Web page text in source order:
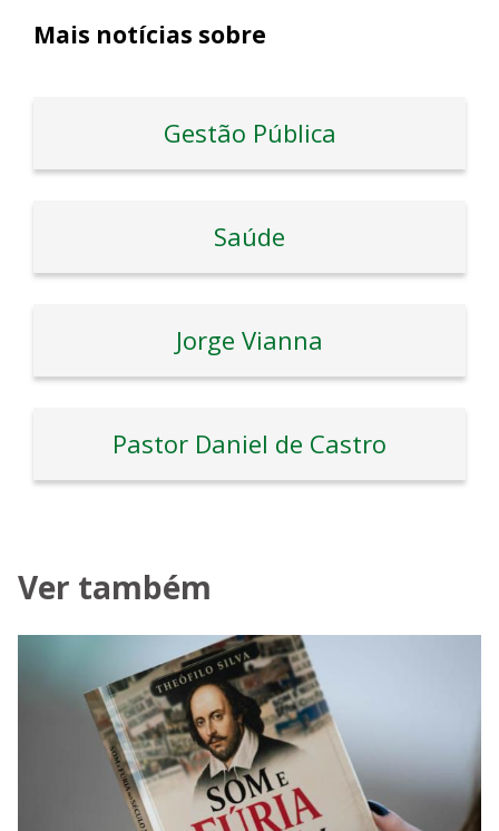
Mais notícias sobre
Gestão Pública
Saúde
Jorge Vianna
Pastor Daniel de Castro
Ver também